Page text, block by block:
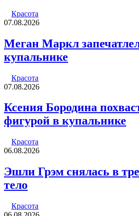
Красота
07.08.2026
Меган Маркл
купальнике
Красота
07.08.2026
Ксения Бородина
фигурой в купальнике
Красота
06.08.2026
Эшли Грэм снялась в
тело
Красота